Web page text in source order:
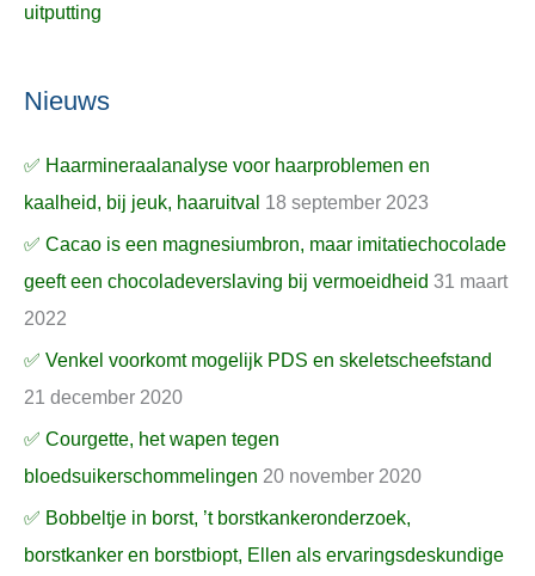
uitputting
Nieuws
✅ Haarmineraalanalyse voor haarproblemen en
kaalheid, bij jeuk, haaruitval 18 september 2023
✅ Cacao is een magnesiumbron, maar imitatiechocolade
geeft een chocoladeverslaving bij vermoeidheid 31 maart
2022
✅ Venkel voorkomt mogelijk PDS en skeletscheefstand
21 december 2020
✅ Courgette, het wapen tegen
bloedsuikerschommelingen 20 november 2020
✅ Bobbeltje in borst, ’t borstkankeronderzoek,
borstkanker en borstbiopt, Ellen als ervaringsdeskundige